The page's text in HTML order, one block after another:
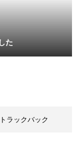
た
ラックバック